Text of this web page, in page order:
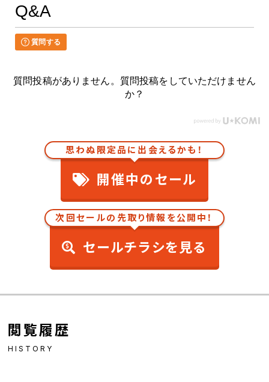
Q&A
質問する
質問投稿がありません。質問投稿をしていただけません
か？
思わぬ限定品に出会えるかも！
開催中のセール
次回セールの先取り情報を公開中！
セールチラシを見る
閲覧履歴
HISTORY